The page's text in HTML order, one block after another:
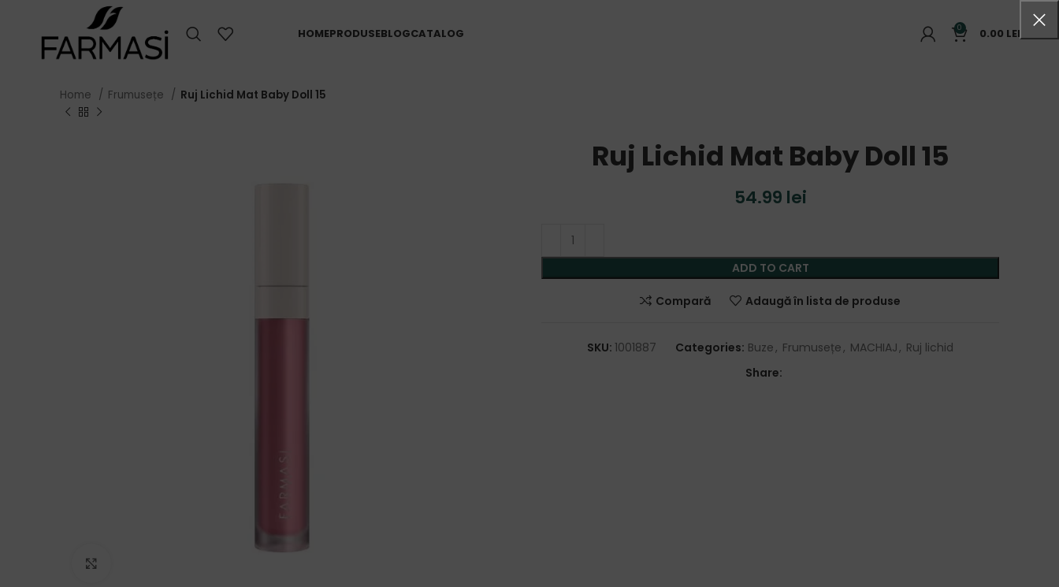
HOMEPRODUSEBLOGCATALOG 0 0.00 LEI
Home Frumusețe Ruj Lichid Mat Baby Doll 15
Ruj Lichid Mat Baby Doll 15
54.99 lei
ADD TO CART
Compară Adaugă în lista de produse
SKU: 1001887 Categories: Buze, Frumusețe, MACHIAJ, Ruj lichid
Share: